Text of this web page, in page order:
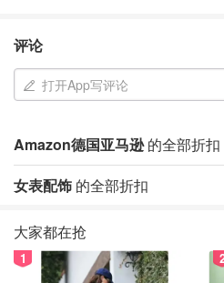
评论
打开App写评论
Amazon德国亚马逊的全部折扣
女表配饰 的全部折扣
大家都在抢
1